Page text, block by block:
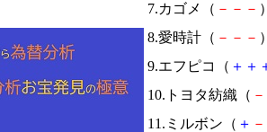
7.カゴメ（ － － －
8.愛時計（ － － －
9.エフピコ（ ＋ ＋
10.トヨタ紡織（ －
11.ミルボン（ ＋ －